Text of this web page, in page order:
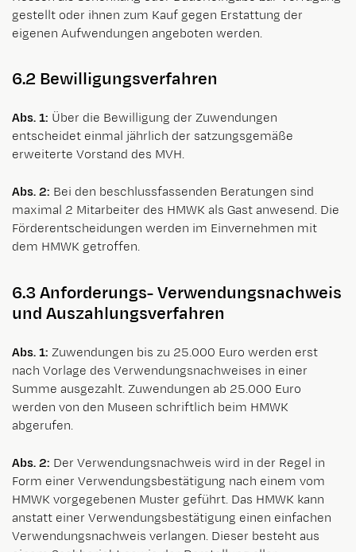
gestellt oder ihnen zum Kauf gegen Erstattung der
eigenen Aufwendungen angeboten werden.
6.2 Bewilligungsverfahren
Abs. 1: Über die Bewilligung der Zuwendungen
entscheidet einmal jährlich der satzungsgemäße
erweiterte Vorstand des MVH.
Abs. 2: Bei den beschlussfassenden Beratungen sind
maximal 2 Mitarbeiter des HMWK als Gast anwesend. Die
Förderentscheidungen werden im Einvernehmen mit
dem HMWK getroffen.
6.3 Anforderungs- Verwendungsnachweis
und Auszahlungsverfahren
Abs. 1: Zuwendungen bis zu 25.000 Euro werden erst
nach Vorlage des Verwendungsnachweises in einer
Summe ausgezahlt. Zuwendungen ab 25.000 Euro
werden von den Museen schriftlich beim HMWK
abgerufen.
Abs. 2: Der Verwendungsnachweis wird in der Regel in
Form einer Verwendungsbestätigung nach einem vom
HMWK vorgegebenen Muster geführt. Das HMWK kann
anstatt einer Verwendungsbestätigung einen einfachen
Verwendungsnachweis verlangen. Dieser besteht aus